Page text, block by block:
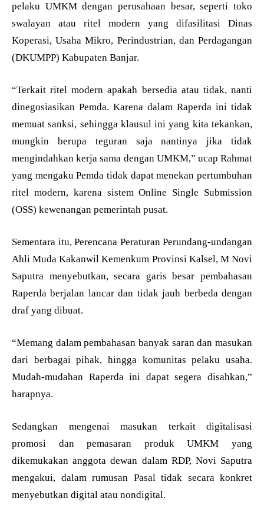
pelaku UMKM dengan perusahaan besar, seperti toko
swalayan atau ritel modern yang difasilitasi Dinas
Koperasi, Usaha Mikro, Perindustrian, dan Perdagangan
(DKUMPP) Kabupaten Banjar.
“Terkait ritel modern apakah bersedia atau tidak, nanti
dinegosiasikan Pemda. Karena dalam Raperda ini tidak
memuat sanksi, sehingga klausul ini yang kita tekankan,
mungkin berupa teguran saja nantinya jika tidak
mengindahkan kerja sama dengan UMKM,” ucap Rahmat
yang mengaku Pemda tidak dapat menekan pertumbuhan
ritel modern, karena sistem Online Single Submission
(OSS) kewenangan pemerintah pusat.
Sementara itu, Perencana Peraturan Perundang-undangan
Ahli Muda Kakanwil Kemenkum Provinsi Kalsel, M Novi
Saputra menyebutkan, secara garis besar pembahasan
Raperda berjalan lancar dan tidak jauh berbeda dengan
draf yang dibuat.
“Memang dalam pembahasan banyak saran dan masukan
dari berbagai pihak, hingga komunitas pelaku usaha.
Mudah-mudahan Raperda ini dapat segera disahkan,”
harapnya.
Sedangkan mengenai masukan terkait digitalisasi
promosi dan pemasaran produk UMKM yang
dikemukakan anggota dewan dalam RDP, Novi Saputra
mengakui, dalam rumusan Pasal tidak secara konkret
menyebutkan digital atau nondigital.